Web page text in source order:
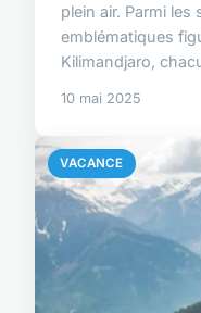
plein air. Parmi
emblématiques
Kilimandjaro,
10 mai 2025
VACANCE